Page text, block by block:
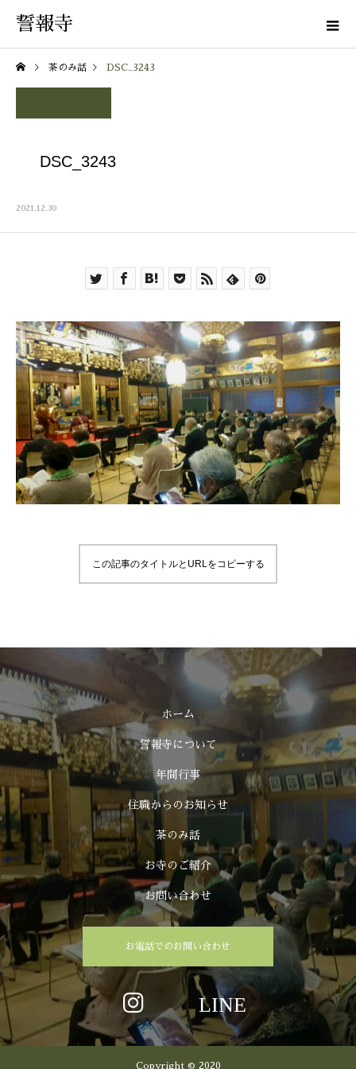
誓報寺
茶のみ話 DSC_3243
DSC_3243
2021.12.30
この記事のタイトルとURLをコピーする
ホーム
誓報寺について
年間行事
住職からのお知らせ
茶のみ話
お寺のご紹介
お問い合わせ
お電話でのお問い合わせ
Copyright © 2020